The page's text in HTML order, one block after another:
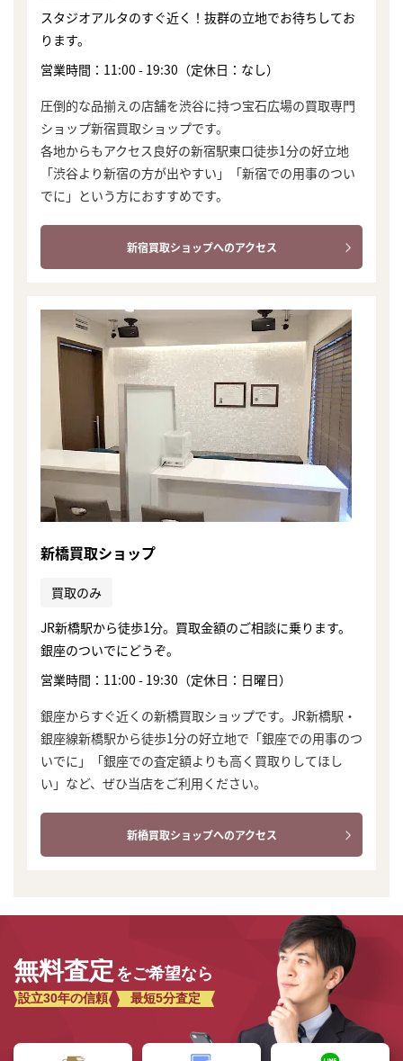
スタジオアルタのすぐ近く！抜群の立地でお待ちしてお
ります。
営業時間：11:00 - 19:30（定休日：なし）
圧倒的な品揃えの店舗を渋谷に持つ宝石広場の買取専門
ショップ新宿買取ショップです。
各地からもアクセス良好の新宿駅東口徒歩1分の好立地
「渋谷より新宿の方が出やすい」「新宿での用事のつい
でに」という方におすすめです。
新宿買取ショップへのアクセス
新橋買取ショップ
買取のみ
JR新橋駅から徒歩1分。買取金額のご相談に乗ります。
銀座のついでにどうぞ。
営業時間：11:00 - 19:30（定休日：日曜日）
銀座からすぐ近くの新橋買取ショップです。JR新橋駅・
銀座線新橋駅から徒歩1分の好立地で「銀座での用事のつ
いでに」「銀座での査定額よりも高く買取りしてほし
い」など、ぜひ当店をご利用ください。
新橋買取ショップへのアクセス
無料査定 をご希望なら
設立30年の信頼 最短5分査定
かんたん30秒でお試し査定